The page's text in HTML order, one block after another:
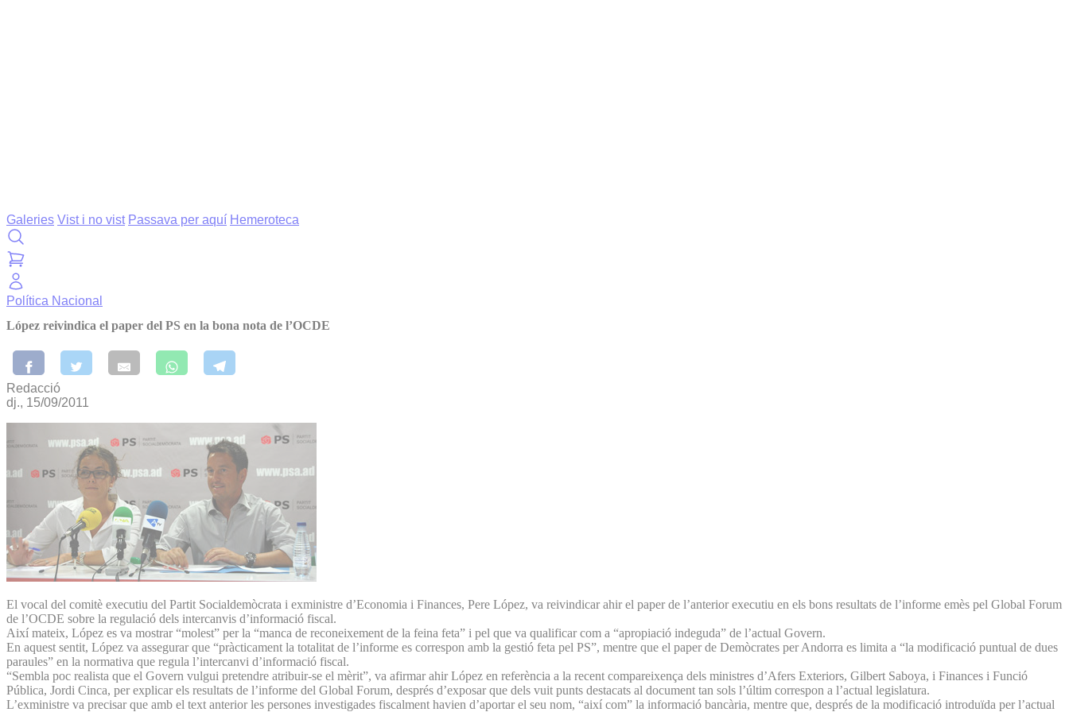
Galeries Vist i no vist Passava per aquí Hemeroteca
Política Nacional
López reivindica el paper del PS en la bona nota de l’OCDE
Redacció
dj., 15/09/2011
El vocal del comitè executiu del Partit Socialdemòcrata i exministre d’Economia i Finances, Pere López, va reivindicar ahir el paper de l’anterior executiu en els bons resultats de l’informe emès pel Global Forum
de l’OCDE sobre la regulació dels intercanvis d’informació fiscal.
Així mateix, López es va mostrar “molest” per la “manca de reconeixement de la feina feta” i pel que va qualificar com a “apropiació indeguda” de l’actual Govern.
En aquest sentit, López va assegurar que “pràcticament la totalitat de l’informe es correspon amb la gestió feta pel PS”, mentre que el paper de Demòcrates per Andorra es limita a “la modificació puntual de dues
paraules” en la normativa que regula l’intercanvi d’informació fiscal.
“Sembla poc realista que el Govern vulgui pretendre atribuir-se el mèrit”, va afirmar ahir López en referència a la recent compareixença dels ministres d’Afers Exteriors, Gilbert Saboya, i Finances i Funció
Pública, Jordi Cinca, per explicar els resultats de l’informe del Global Forum, després d’exposar que dels vuit punts destacats al document tan sols l’últim correspon a l’actual legislatura.
L’exministre va precisar que amb el text anterior les persones investigades fiscalment havien d’aportar el seu nom, “així com” la informació bancària, mentre que, després de la modificació introduïda per l’actual